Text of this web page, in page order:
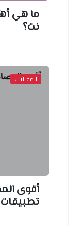
ما هي
نت؟
المقالات
أقوى
تطبيقات